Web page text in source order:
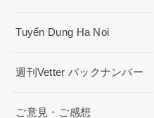
Tuyển Dụng Ha Noi
週刊Vetter バックナンバー
ご意見・ご感想